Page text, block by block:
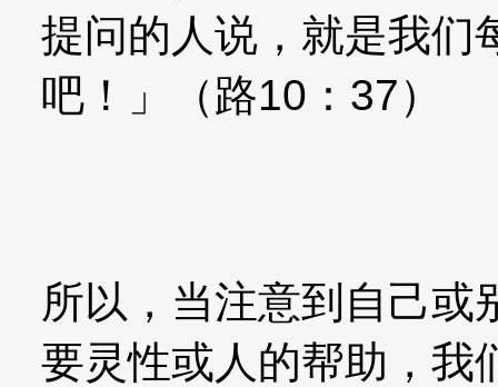
提问的人说，就是我们
吧！」（路10：37）
所以，当注意到自己或
要灵性或人的帮助，我